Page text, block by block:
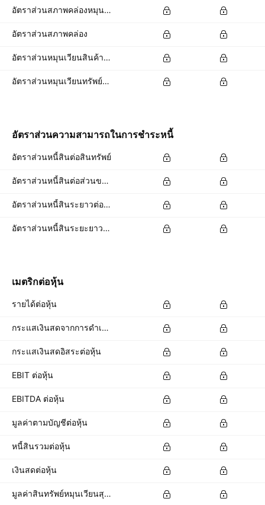
อัตราส่วนสภาพคล่องหมุนเร็ว
อัตราส่วนสภาพคล่อง
อัตราส่วนหมุนเวียนสินค้าคงเหลือ
อัตราส่วนหมุนเวียนทรัพย์สิน
อัตราส่วนความสามารถในการชำระหนี้
อัตราส่วนหนี้สินต่อสินทรัพย์
อัตราส่วนหนี้สินต่อส่วนของผู้ถือหุ้น
อัตราส่วนหนี้สินระยาวต่อสินทรัพย์รวม
อัตราส่วนหนี้สินระยะยาวต่อส่วนของผู้ถือหุ้นทั้งหมด
เมตริกต่อหุ้น
รายได้ต่อหุ้น
กระแสเงินสดจากการดำเนินงานต่อหุ้น
กระแสเงินสดอิสระต่อหุ้น
EBIT ต่อหุ้น
EBITDA ต่อหุ้น
มูลค่าตามบัญชีต่อหุ้น
หนี้สินรวมต่อหุ้น
เงินสดต่อหุ้น
มูลค่าสินทรัพย์หมุนเวียนสุทธิต่อหุ้น